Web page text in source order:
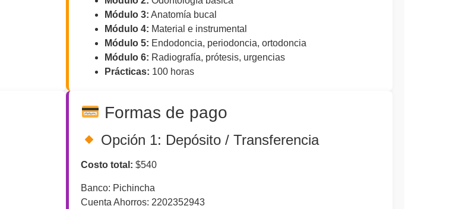
Módulo 3: Anatomía bucal
Módulo 4: Material e instrumental
Módulo 5: Endodoncia, periodoncia, ortodoncia
Módulo 6: Radiografía, prótesis, urgencias
Prácticas: 100 horas
Formas de pago
Opción 1: Depósito / Transferencia
Costo total: $540
Banco: Pichincha
Cuenta Ahorros: 2202352943